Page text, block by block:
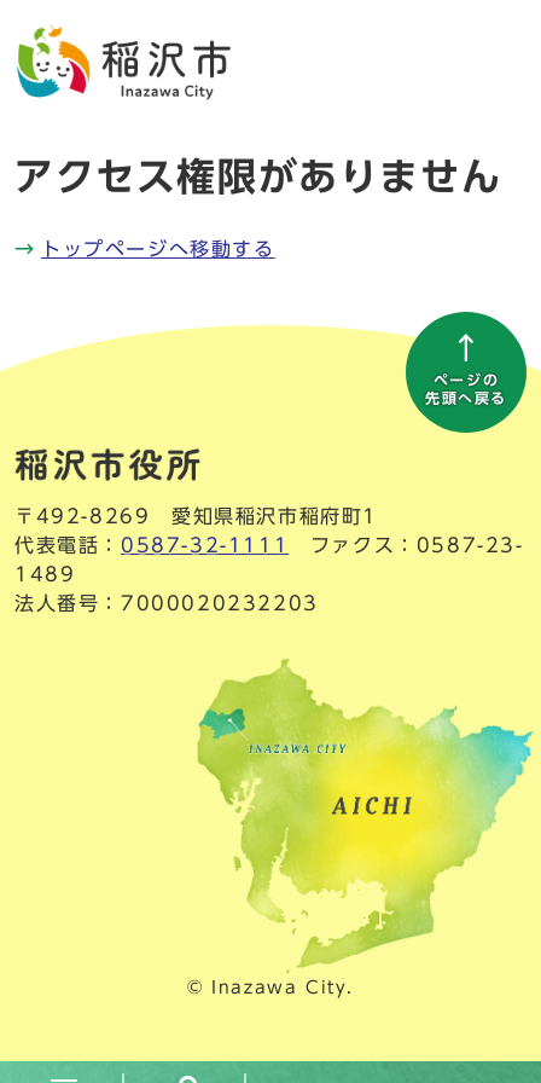
アクセス権限がありません
トップページへ移動する
ページの
先頭へ戻る
〒492-8269 愛知県稲沢市稲府町1
代表電話： 0587-32-1111
ファクス：0587-23-
1489
法人番号：7000020232203
© Inazawa City.